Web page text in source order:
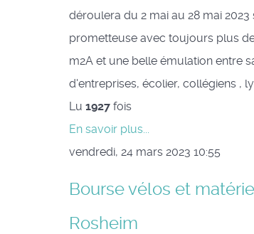
déroulera du 2 mai au 28 mai 2023
prometteuse avec toujours plus
m2A et une belle émulation entre
d'entreprises, écolier, collégiens ,
Lu 1927 fois
En savoir plus...
vendredi, 24 mars 2023 10:55
Bourse vélos et
Rosheim